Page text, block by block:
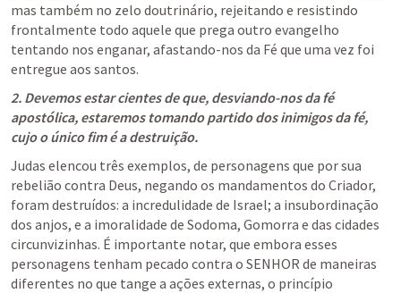
mas também no zelo doutrinário, rejeitando e resistindo
frontalmente todo aquele que prega outro evangelho
tentando nos enganar, afastando-nos da Fé que uma vez foi
entregue aos santos.
2. Devemos estar cientes de que, desviando-nos da fé
apostólica, estaremos tomando partido dos inimigos da fé,
cujo o único fim é a destruição.
Judas elencou três exemplos, de personagens que por sua
rebelião contra Deus, negando os mandamentos do Criador,
foram destruídos: a incredulidade de Israel; a insubordinação
dos anjos, e a imoralidade de Sodoma, Gomorra e das cidades
circunvizinhas. É importante notar, que embora esses
personagens tenham pecado contra o SENHOR de maneiras
diferentes no que tange a ações externas, o princípio